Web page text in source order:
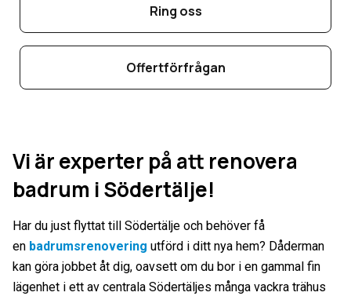
Ring oss
Offertförfrågan
Vi är experter på att renovera
badrum i Södertälje!
Har du just flyttat till Södertälje och behöver få
en badrumsrenovering utförd i ditt nya hem? Dåderman
kan göra jobbet åt dig, oavsett om du bor i en gammal fin
lägenhet i ett av centrala Södertäljes många vackra trähus